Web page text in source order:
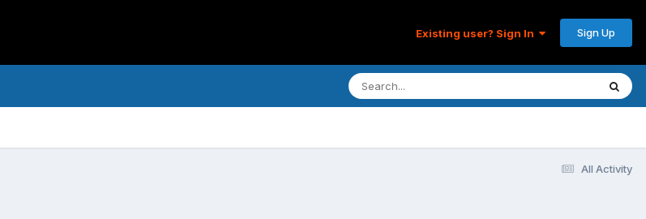
Existing user? Sign In Sign Up
All Activity